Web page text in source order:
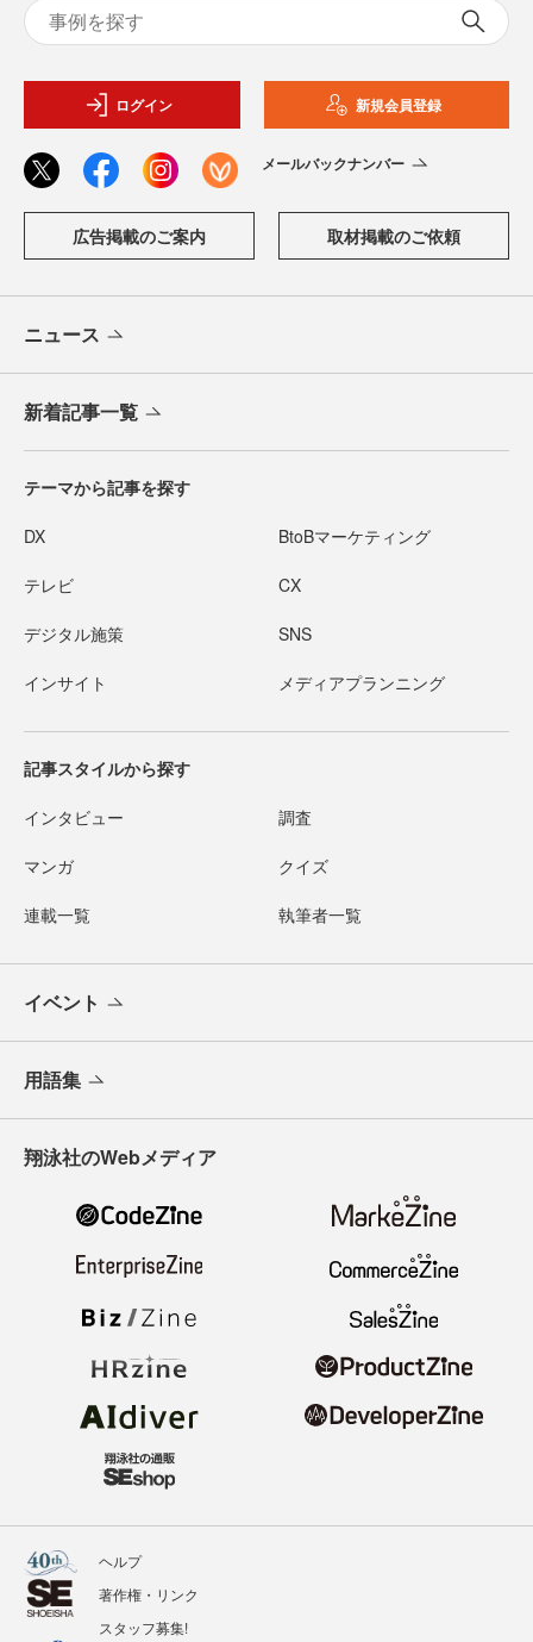
ログイン 新規会員登録
メールバックナンバー
広告掲載のご案内 取材掲載のご依頼
ニュース
新着記事一覧
テーマから記事を探す
DX BtoBマーケティング
テレビ CX
デジタル施策 SNS
インサイト メディアプランニング
記事スタイルから探す
インタビュー 調査
マンガ クイズ
連載一覧 執筆者一覧
イベント
用語集
翔泳社のWebメディア
ヘルプ
著作権・リンク
スタッフ募集!